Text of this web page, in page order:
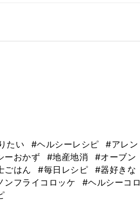
たい #ヘルシーレシピ
#アレン
ーおかず #地産地消
#オーブン
ごはん #毎日レシピ
#器好きな
ンフライコロッケ
#ヘルシーコロ